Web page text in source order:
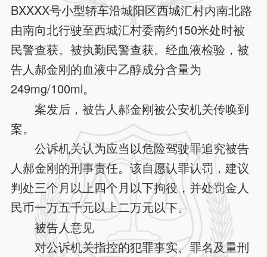
BXXXX号小型轿车沿城阳区西城汇村内南北路
由南向北行驶至西城汇村委南约150米处时被
民警查获。被执勤民警查获。经血液检验，被
告人郝金刚的血液中乙醇成分含量为
249mg/100ml。
案发后，被告人郝金刚被公安机关传唤到
案。
公诉机关认为应当以危险驾驶罪追究被告
人郝金刚的刑事责任。该自愿认罪认罚，建议
判处三个月以上四个月以下拘役，并处罚金人
民币一万五千元以上二万元以下。
被告人意见
对公诉机关指控的犯罪事实、罪名及量刑